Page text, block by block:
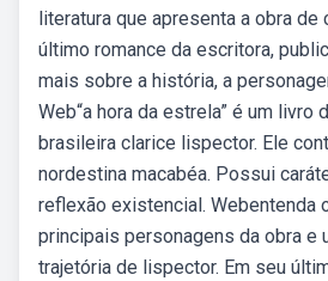
literatura que apresenta a obra de
último romance da escritora,
mais sobre a história, a
Web“a hora da estrela” é um livro
brasileira clarice lispector. Ele
nordestina macabéa. Possui
reflexão existencial. Webentenda
principais personagens da obra e
trajetória de lispector. Em seu